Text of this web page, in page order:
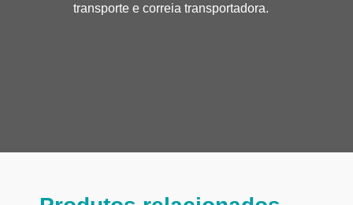
transporte e correia transportadora.